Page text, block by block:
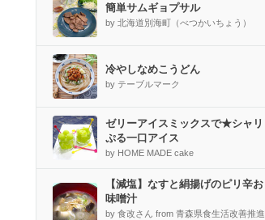
簡単サムギョプサル
by 北海道別海町（べつかいちょう）
冷やしなめこうどん
by テーブルマーク
ゼリーアイスミックスで★シャリ
ぷる一口アイス
by HOME MADE cake
【減塩】なすと絹揚げのピリ辛お
味噌汁
by 食改さん from 青森県食生活改善推進